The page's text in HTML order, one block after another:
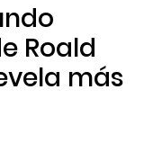
Roald
más